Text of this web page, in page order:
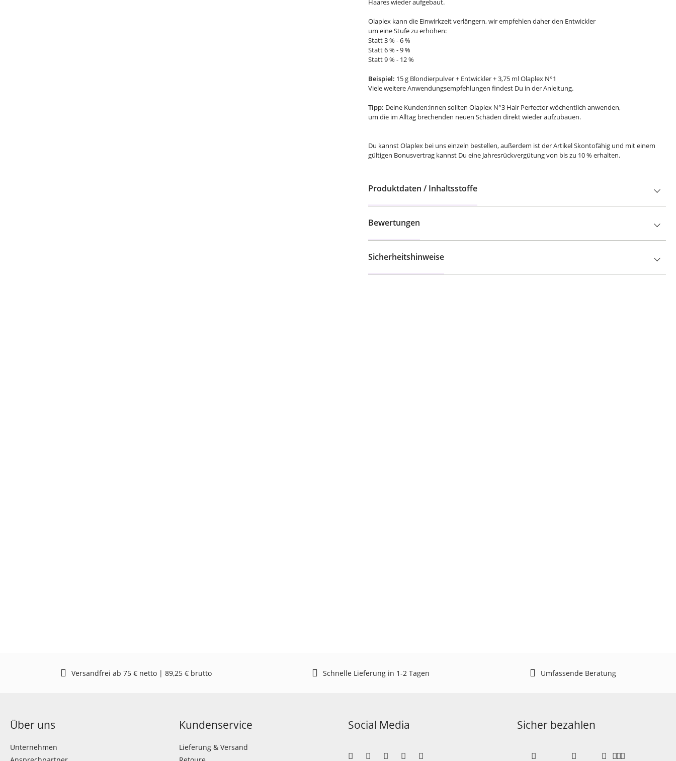
Haares wieder aufgebaut.
Olaplex kann die Einwirkzeit verlängern, wir empfehlen daher den Entwickler
um eine Stufe zu erhöhen:
Statt 3 % - 6 %
Statt 6 % - 9 %
Statt 9 % - 12 %
Beispiel: 15 g Blondierpulver + Entwickler + 3,75 ml Olaplex N°1
Viele weitere Anwendungsempfehlungen findest Du in der Anleitung.
Tipp: Deine Kunden:innen sollten Olaplex N°3 Hair Perfector wöchentlich anwenden,
um die im Alltag brechenden neuen Schäden direkt wieder aufzubauen.
Du kannst Olaplex bei uns einzeln bestellen, außerdem ist der Artikel Skontofähig und mit einem
gültigen Bonusvertrag kannst Du eine Jahresrückvergütung von bis zu 10 % erhalten.
Produktdaten / Inhaltsstoffe
Bewertungen
Sicherheitshinweise
Versandfrei ab 75 € netto | 89,25 € brutto Schnelle Lieferung in 1-2 Tagen Umfassende Beratung
Über uns
Unternehmen
Kundenservice
Lieferung & Versand
Social Media Sicher bezahlen